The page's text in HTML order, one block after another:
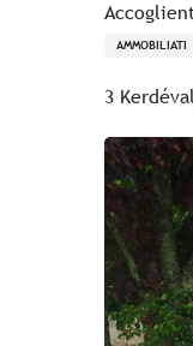
AMMOBILIATI
3